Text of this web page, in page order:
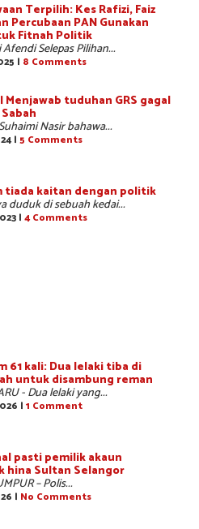
Terpilih: Kes Rafizi, Faiz
Percubaan PAN Gunakan
Fitnah Politik
Selepas Pilihan...
| 8 Comments
Menjawab tuduhan GRS gagal
Nasir bahawa...
| 5 Comments
tiada kaitan dengan politik
duduk di sebuah kedai...
| 4 Comments
61 kali: Dua lelaki tiba di
untuk disambung reman
- Dua lelaki yang...
| 1 Comment
pasti pemilik akaun
hina Sultan Selangor
– Polis...
| No Comments